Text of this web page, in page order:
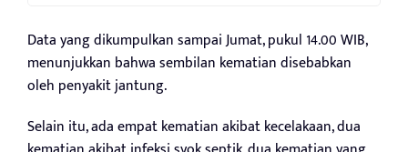
Data yang dikumpulkan sampai Jumat, pukul 14.00 WIB,
menunjukkan bahwa sembilan kematian disebabkan
oleh penyakit jantung.
Selain itu, ada empat kematian akibat kecelakaan, dua